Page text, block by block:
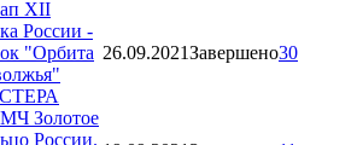
XII
России -
"Орбита 26.09.2021Завершено30
Золотое
России.